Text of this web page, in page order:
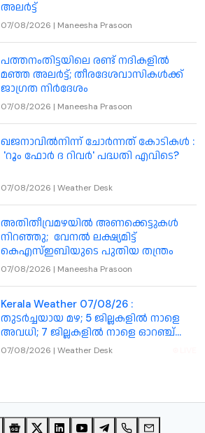
അലർട്ട്
07/08/2026 | Maneesha Prasoon
പത്തനംതിട്ടയിലെ രണ്ട് നദികളിൽ
മഞ്ഞ അലർട്ട്; തീരദേശവാസികൾക്ക്
ജാഗ്രത നിർദേശം
07/08/2026 | Maneesha Prasoon
ഖജനാവിൽനിന്ന് ചോർന്നത് കോടികൾ :
'റൂം ഫോർ ദ റിവർ' പദ്ധതി എവിടെ?
07/08/2026 | Weather Desk
അതിതീവ്രമഴയിൽ അണക്കെട്ടുകൾ
നിറഞ്ഞു; വേനൽ ലക്ഷ്യമിട്ട്
കെഎസ്ഇബിയുടെ പുതിയ തന്ത്രം
07/08/2026 | Maneesha Prasoon
Kerala Weather 07/08/26 :
തുടർച്ചയായ മഴ; 5 ജില്ലകളിൽ നാളെ
അവധി; 7 ജില്ലകളിൽ നാളെ ഓറഞ്ച്
അലർട്ട്
07/08/2026 | Weather Desk